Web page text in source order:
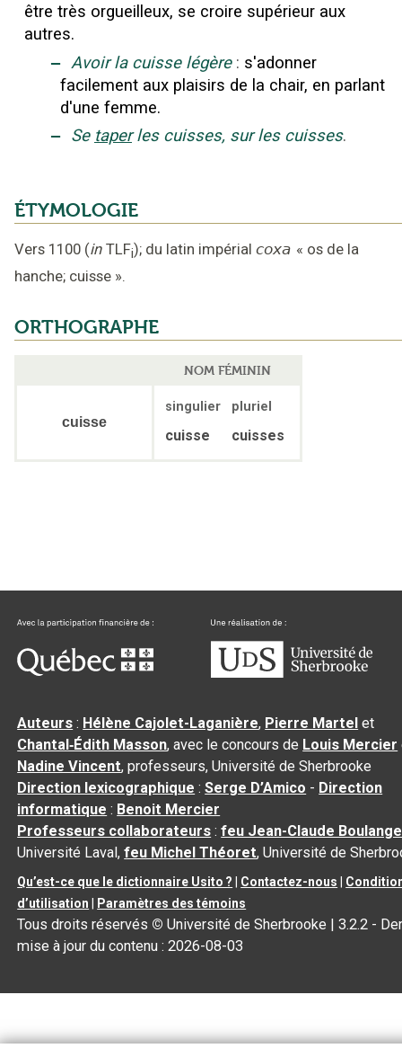
être très orgueilleux, se croire supérieur aux
autres.
‒ Avoir la cuisse légère : s'adonner
facilement aux plaisirs de la chair, en parlant
d'une femme.
‒ Se taper les cuisses, sur les cuisses.
ÉTYMOLOGIE
Vers 1100 (in TLFi); du latin impérial coxa « os de la
hanche; cuisse ».
ORTHOGRAPHE
NOM FÉMININ
cuisse
singulier pluriel
cuisse cuisses
Auteurs : Hélène Cajolet-Laganière, Pierre Martel et
Chantal‑Édith Masson, avec le concours de Louis Mercier
Nadine Vincent, professeurs, Université de Sherbrooke
Direction lexicographique :Serge D’Amico - Direction
informatique : Benoit Mercier
Professeurs collaborateurs :feu Jean-Claude
Université Laval,feu Michel Théoret, Université de
Qu’est-ce que le dictionnaire Usito ? Contactez-nous
d’utilisation
Paramètres des témoins
Tous droits réservés © Université de Sherbrooke |3.2.2 -
mise à jour du contenu :2026-08-03